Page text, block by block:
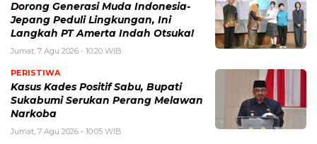
Dorong Generasi Muda Indonesia-
Jepang Peduli Lingkungan, Ini
Langkah PT Amerta Indah Otsuka!
Jumat, 7 Agu 2026 - 10:20 WIB
PERISTIWA
Kasus Kades Positif Sabu, Bupati
Sukabumi Serukan Perang Melawan
Narkoba
Jumat, 7 Agu 2026 - 10:05 WIB